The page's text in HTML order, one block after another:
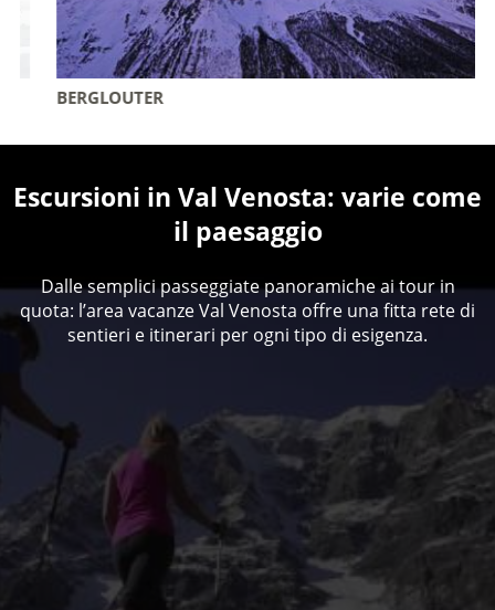
BERGLOUTER
Escursioni in Val Venosta: varie come
il paesaggio
Dalle semplici passeggiate panoramiche ai tour in
quota: l’area vacanze Val Venosta offre una fitta rete di
sentieri e itinerari per ogni tipo di esigenza.